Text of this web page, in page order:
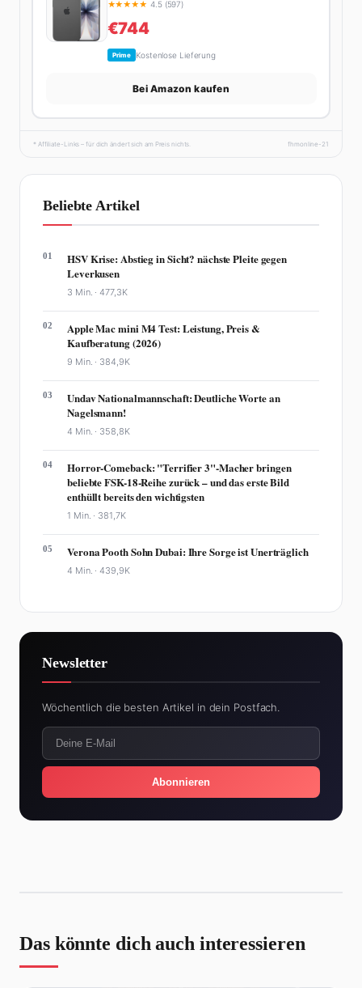
★★★★★ 4.5 (597)
€744
Prime Kostenlose Lieferung
Bei Amazon kaufen
* Affiliate-Links – für dich ändert sich am Preis nichts. fhmonline-21
Beliebte Artikel
01
HSV Krise: Abstieg in Sicht? nächste Pleite gegen
Leverkusen
3 Min. ·477,3K
02
Apple Mac mini M4 Test: Leistung, Preis &
Kaufberatung (2026)
9 Min. · 384,9K
03
Undav Nationalmannschaft: Deutliche Worte an
Nagelsmann!
4 Min. · 358,8K
04
Horror-Comeback: "Terrifier 3"-Macher bringen
beliebte FSK-18-Reihe zurück – und das erste Bild
enthüllt bereits den wichtigsten
1 Min. · 381,7K
05 Verona Pooth Sohn Dubai: Ihre Sorge ist Unerträglich
4 Min. ·439,9K
Newsletter
Wöchentlich die besten Artikel in dein Postfach.
Abonnieren
Das könnte dich auch interessieren